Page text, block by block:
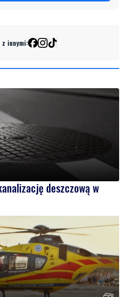
deszczową w
Nieprzytomną kobietę